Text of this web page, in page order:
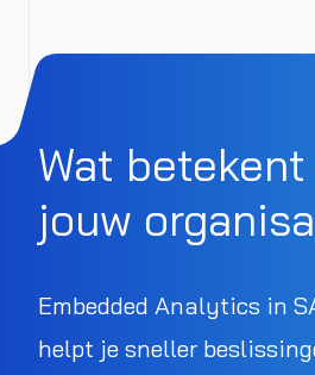
Wat
jouw
Embedded Analytics in
helpt je sneller